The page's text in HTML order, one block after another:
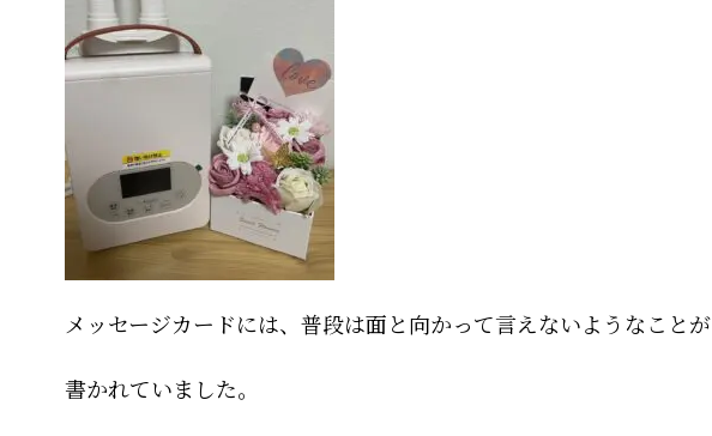
メッセージカードには、普段は面と向かって言えないようなことが
書かれていました。